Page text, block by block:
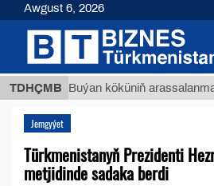
TDHÇMB
Buýan köküniň arassalanmadyk
Jemgyýet
Türkmenistanyň Prezidenti
metjidinde sadaka berdi
Awgust 6, 2026